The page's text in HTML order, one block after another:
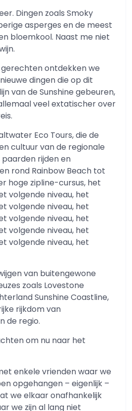
Dingen zoals Smoky
asperges en de meest
bloemkool. Naast me niet
ontdekken we
dingen die op dit
van de Sunshine gebeuren,
veel extatischer over
Eco Tours, die de
cultuur van de regionale
rijden en
rond Rainbow Beach tot
hoge zipline-cursus, het
volgende niveau, het
volgende niveau, het
volgende niveau, het
volgende niveau, het
volgende niveau, het
van buitengewone
zoals Lovestone
Sunshine Coastline,
rijkdom van
de regio.
om nu naar het
enkele vrienden waar we
opgehangen – eigenlijk –
we elkaar onafhankelijk
we zijn al lang niet